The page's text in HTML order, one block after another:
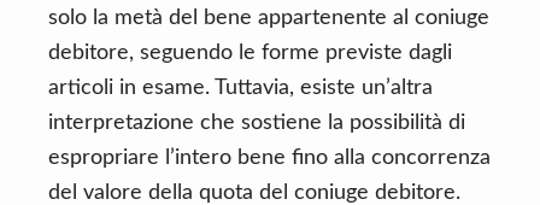
solo la metà del bene appartenente al coniuge
debitore, seguendo le forme previste dagli
articoli in esame. Tuttavia, esiste un’altra
interpretazione che sostiene la possibilità di
espropriare l’intero bene fino alla concorrenza
del valore della quota del coniuge debitore.